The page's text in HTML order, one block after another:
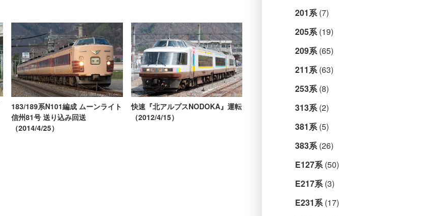
183/189系N101編成 ムーンライト
信州81号 送り込み回送
（2014/4/25）
快速『北アルプスNODOKA』運転
（2012/4/15）
201系(7)
205系(19)
209系(65)
211系(63)
253系(8)
313系(2)
381系(5)
383系(26)
E127系(50)
E217系(3)
E231系(17)